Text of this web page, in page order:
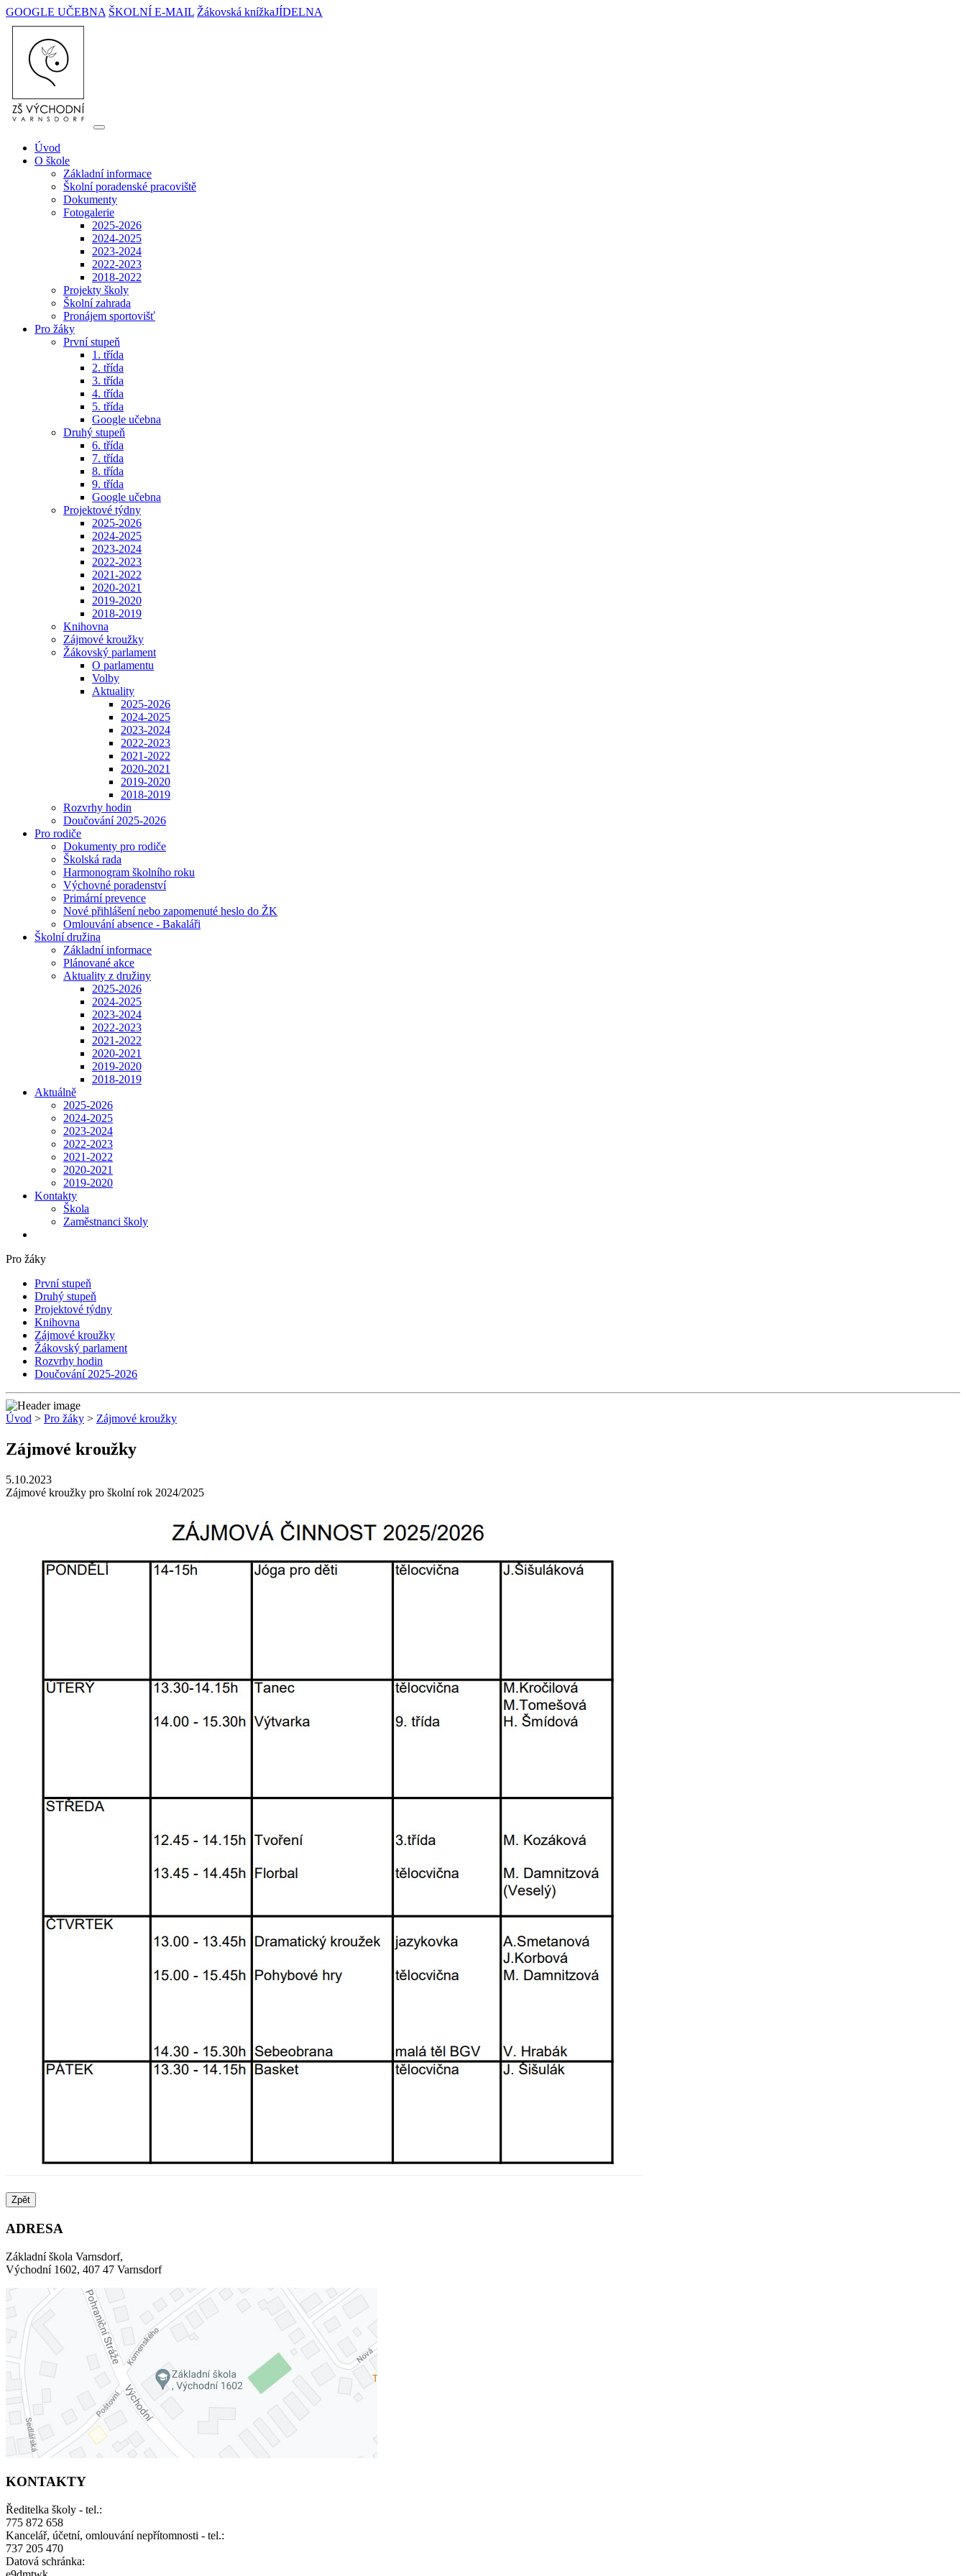
GOOGLE UČEBNA ŠKOLNÍ E-MAIL Žákovská knížkaJÍDELNA
Úvod
O škole
Základní informace
Školní poradenské pracoviště
Dokumenty
Fotogalerie
2025-2026
2024-2025
2023-2024
2022-2023
2018-2022
Projekty školy
Školní zahrada
Pronájem sportovišť
Pro žáky
První stupeň
1. třída
2. třída
3. třída
4. třída
5. třída
Google učebna
Druhý stupeň
6. třída
7. třída
8. třída
9. třída
Google učebna
Projektové týdny
2025-2026
2024-2025
2023-2024
2022-2023
2021-2022
2020-2021
2019-2020
2018-2019
Knihovna
Zájmové kroužky
Žákovský parlament
O parlamentu
Volby
Aktuality
2025-2026
2024-2025
2023-2024
2022-2023
2021-2022
2020-2021
2019-2020
2018-2019
Rozvrhy hodin
Doučování 2025-2026
Pro rodiče
Dokumenty pro rodiče
Školská rada
Harmonogram školního roku
Výchovné poradenství
Primární prevence
Nové přihlášení nebo zapomenuté heslo do ŽK
Omlouvání absence - Bakaláři
Školní družina
Základní informace
Plánované akce
Aktuality z družiny
2025-2026
2024-2025
2023-2024
2022-2023
2021-2022
2020-2021
2019-2020
2018-2019
Aktuálně
2025-2026
2024-2025
2023-2024
2022-2023
2021-2022
2020-2021
2019-2020
Kontakty
Škola
Zaměstnanci školy
Pro žáky
První stupeň
Druhý stupeň
Projektové týdny
Knihovna
Zájmové kroužky
Žákovský parlament
Rozvrhy hodin
Doučování 2025-2026
Úvod > Pro žáky > Zájmové kroužky
Zájmové kroužky
5.10.2023
Zájmové kroužky pro školní rok 2024/2025
Zpět
ADRESA
Základní škola Varnsdorf,
Východní 1602, 407 47 Varnsdorf
KONTAKTY
Ředitelka školy - tel.:
775 872 658
Kancelář, účetní, omlouvání nepřítomnosti - tel.:
737 205 470
Datová schránka: